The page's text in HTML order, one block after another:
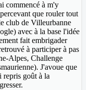
commencé à m'y
que rouler tout
club de Villeurbanne
avec à la base l'idée
fait embrigader
à participer à pas
Alpes, Challenge
J'avoue que
repris goût à la